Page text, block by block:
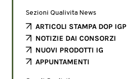
Sezioni Qualivita News
ARTICOLI STAMPA DOP IGP
NOTIZIE DAI CONSORZI
NUOVI PRODOTTI IG
APPUNTAMENTI